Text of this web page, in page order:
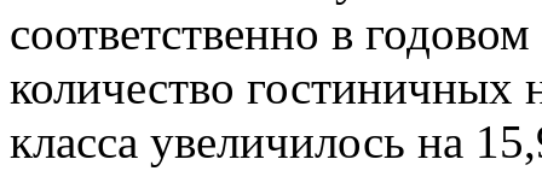
соответственно в
количество гостиничных
класса увеличилось на